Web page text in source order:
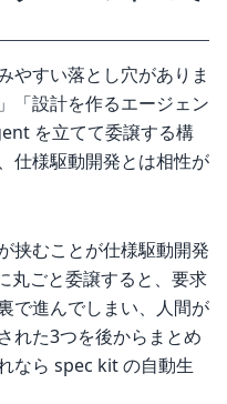
やすい落とし穴がありま
「設計を作るエージェン
を立てて委譲する構
仕様駆動開発とは相性が
挟むことが仕様駆動開発
丸ごと委譲すると、要求
で進んでしまい、人間が
れた3つを後からまとめ
なら spec kit の自動生